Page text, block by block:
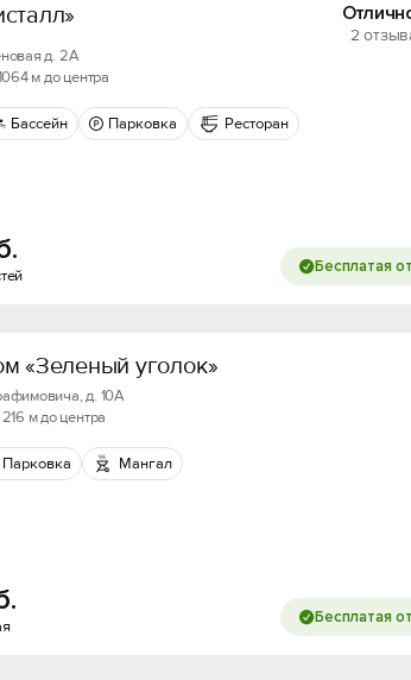
2
д. 2А
м до центра
Бассейн Парковка Ресторан
Бесплатая
«Зеленый уголок»
д. 10А
216 м до центра
Парковка Мангал
Бесплатая